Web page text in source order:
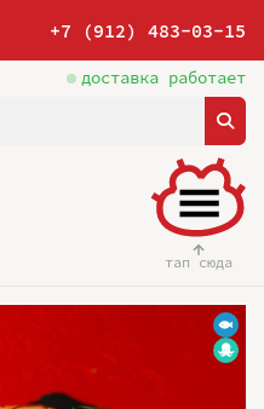
+7 (912) 483-03-15
доставка работает
тап сюда